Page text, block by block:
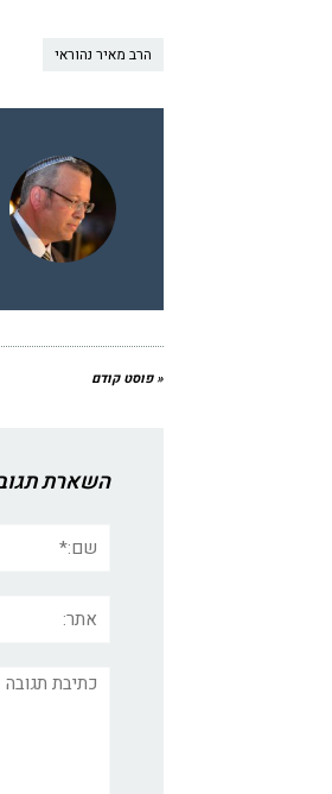
הרב מאיר נהוראי
« פוסט קודם
השארת
תגובה